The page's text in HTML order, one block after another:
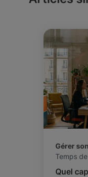
Gérer
Temps
Quel